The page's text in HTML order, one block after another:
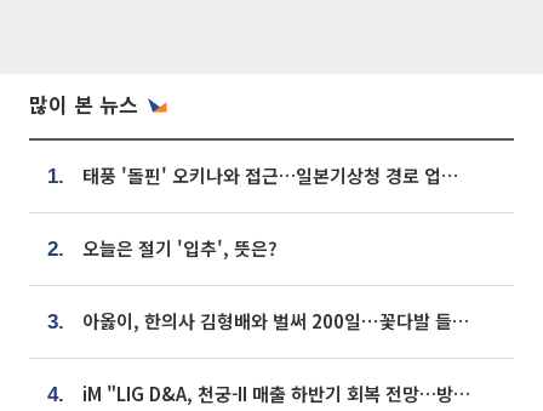
많이 본 뉴스
1. 태풍 '돌핀' 오키나와 접근…일본기상청 경로 업데이트
2. 오늘은 절기 '입추', 뜻은?
3. 아옳이, 한의사 김형배와 벌써 200일⋯꽃다발 들고 "프러포즈 아냐"
4. iM "LIG D&A, 천궁-II 매출 하반기 회복 전망…방산 톱픽 유지"